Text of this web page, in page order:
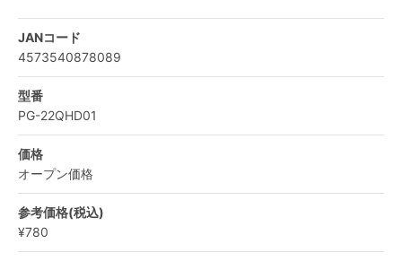
JANコード
4573540878089
型番
PG-22QHD01
価格
オープン価格
参考価格(税込)
¥780